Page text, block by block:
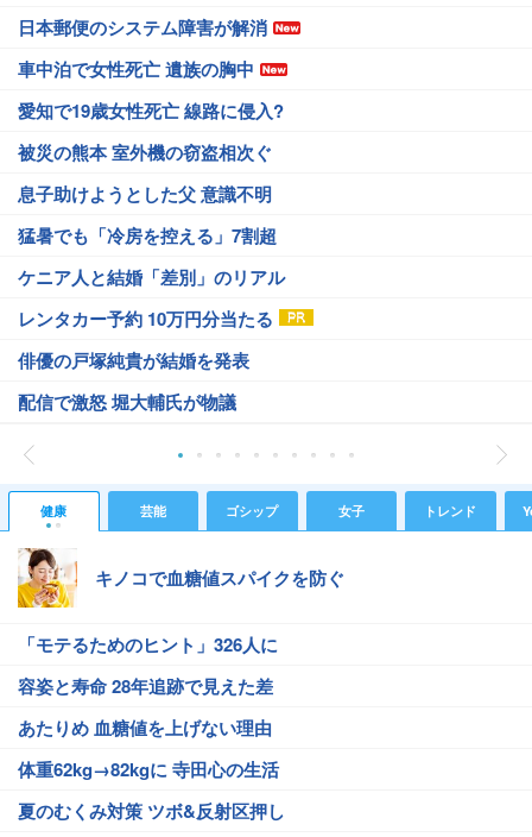
日本郵便のシステム障害が解消
車中泊で女性死亡 遺族の胸中
愛知で19歳女性死亡 線路に侵入?
被災の熊本 室外機の窃盗相次ぐ
息子助けようとした父 意識不明
猛暑でも「冷房を控える」7割超
ケニア人と結婚「差別」のリアル
レンタカー予約 10万円分当たる
俳優の戸塚純貴が結婚を発表
配信で激怒 堀大輔氏が物議
健康 芸能 ゴシップ 女子 トレンド
キノコで血糖値スパイクを防ぐ
「モテるためのヒント」326人に
容姿と寿命 28年追跡で見えた差
あたりめ 血糖値を上げない理由
体重62kg→82kgに 寺田心の生活
夏のむくみ対策 ツボ&反射区押し